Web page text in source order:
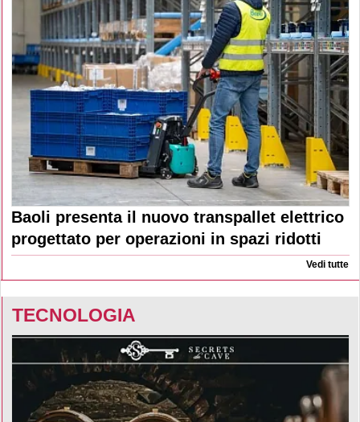
Baoli presenta il nuovo transpallet elettrico
progettato per operazioni in spazi ridotti
Vedi tutte
TECNOLOGIA